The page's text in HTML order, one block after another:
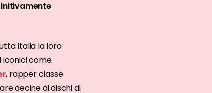
Italia la loro
iconici come
, rapper classe
decine di dischi di